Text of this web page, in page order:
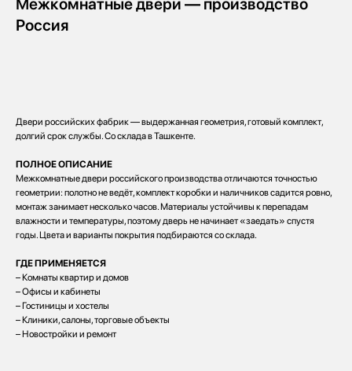
Межкомнатные двери — производство
Россия
Двери российских фабрик — выдержанная геометрия, готовый комплект,
долгий срок службы. Со склада в Ташкенте.
ПОЛНОЕ ОПИСАНИЕ
Межкомнатные двери российского производства отличаются точностью
геометрии: полотно не ведёт, комплект коробки и наличников садится ровно,
монтаж занимает несколько часов. Материалы устойчивы к перепадам
влажности и температуры, поэтому дверь не начинает «заедать» спустя
годы. Цвета и варианты покрытия подбираются со склада.
ГДЕ ПРИМЕНЯЕТСЯ
– Комнаты квартир и домов
– Офисы и кабинеты
– Гостиницы и хостелы
– Клиники, салоны, торговые объекты
– Новостройки и ремонт